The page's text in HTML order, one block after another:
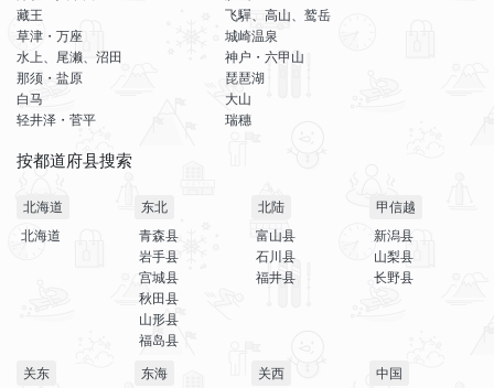
藏王
草津・万座
水上、尾濑、沼田
那须・盐原
白马
轻井泽・菅平
飞驒、高山、鹫岳
城崎温泉
神户・六甲山
琵琶湖
大山
瑞穗
按都道府县搜索
北海道
北海道
东北
青森县
岩手县
宫城县
秋田县
山形县
福岛县
北陆
富山县
石川县
福井县
甲信越
新潟县
山梨县
长野县
关东
东海
关西
中国